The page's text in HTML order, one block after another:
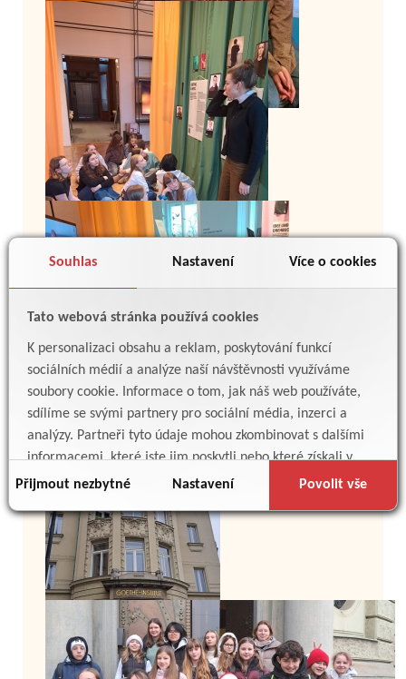
Souhlas Nastavení Více o cookies
Tato webová stránka používá cookies
K personalizaci obsahu a reklam, poskytování funkcí
sociálních médií a analýze naší návštěvnosti využíváme
soubory cookie. Informace o tom, jak náš web používáte,
sdílíme se svými partnery pro sociální média, inzerci a
analýzy. Partneři tyto údaje mohou zkombinovat s dalšími
informacemi, které jste jim poskytli nebo které získali v
důsledku toho, že používáte jejich služby.
Přijmout nezbytné Nastavení Povolit vše